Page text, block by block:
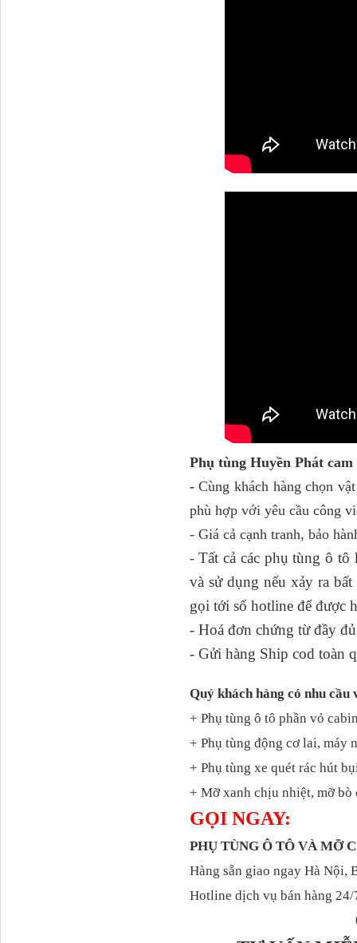
Phụ tùng Huyền Phát
-Cùng khách hàng chọn
phù hợp với yêu cầu công
- Giá cả cạnh tranh, bảo
-Tất cả các phụ tùng ô
và sử dụng nếu xảy ra
gọi tới số hotline để được
- Hoá đơn chứng từ đầy
- Gửi hàng Ship cod toàn
Quý khách hàng có nhu cầu
+ Phụ tùng ô tô phần vỏ
+ Phụ tùng động cơ lai, máy
+ Phụ tùng xe quét rác hút
+ Mỡ xanh chịu nhiệt, mỡ
GỌI NGAY:
PHỤ TÙNG Ô TÔ VÀ MỠ
Hàng sẵn giao ngay Hà Nội,
Hotline dịch vụ bán hàng 24/